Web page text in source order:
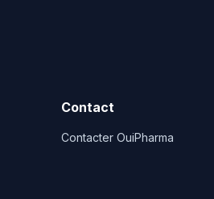
Contact
Contacter OuiPharma